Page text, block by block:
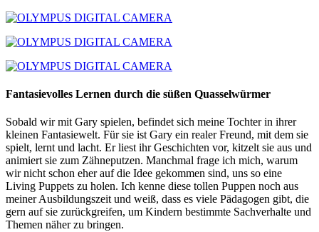
Fantasievolles Lernen durch die süßen Quasselwürmer
Sobald wir mit Gary spielen, befindet sich meine Tochter in ihrer
kleinen Fantasiewelt. Für sie ist Gary ein realer Freund, mit dem sie
spielt, lernt und lacht. Er liest ihr Geschichten vor, kitzelt sie aus und
animiert sie zum Zähneputzen. Manchmal frage ich mich, warum
wir nicht schon eher auf die Idee gekommen sind, uns so eine
Living Puppets zu holen. Ich kenne diese tollen Puppen noch aus
meiner Ausbildungszeit und weiß, dass es viele Pädagogen gibt, die
gern auf sie zurückgreifen, um Kindern bestimmte Sachverhalte und
Themen näher zu bringen.